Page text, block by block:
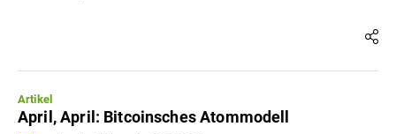
Artikel
April, April: Bitcoinsches Atommodell